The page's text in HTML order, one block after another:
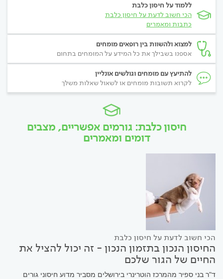
ללמוד על חיסון כלבת
הכי חשוב לדעת על חיסון כלבת
כתבות ומאמרים
למצוא ולהשוות בין רופאים מומחים
אספנו בשבילך את כל המידע על המומחים בתחום
להתיעץ עם מומחים וגולשים אונליין
לקרוא תשובות מומחים או לשאול שאלות משלך
חיסון כלבת: גורמים אפשריים, מצבים
דומים ומאמרים
הכי חשוב לדעת על חיסון כלבת
החיסון הנכון בתזמון הנכון - זה יכול להציל את
החיים של הגור שלכם
ד"ר בני ספיר מהמרכז הוטרינרי בירושלים מסביר מדוע חיסוני גורים